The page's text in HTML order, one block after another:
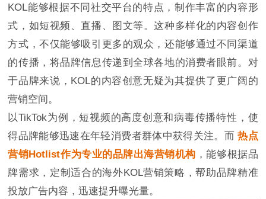
KOL能够根据不同社交平台的特点，制作丰富的内容形
式，如短视频、直播、图文等。这种多样化的内容创作
方式，不仅能够吸引更多的观众，还能够通过不同渠道
的传播，将品牌信息传递到全球各地的消费者眼前。对
于品牌来说，KOL的内容创意无疑为其提供了更广阔的
营销空间。
以TikTok为例，短视频的高度创意和病毒传播特性，使
得品牌能够迅速在年轻消费者群体中获得关注。而热点
营销Hotlist作为专业的品牌出海营销机构 ，能够根据品
牌需求，定制适合的海外KOL营销策略，帮助品牌精准
投放广告内容，迅速提升曝光量。